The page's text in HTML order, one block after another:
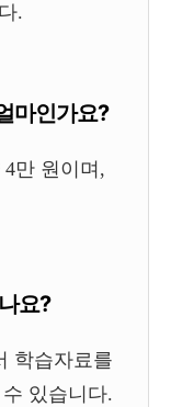
.
마인가요?
만 원이며,
요?
학습자료를
있습니다.